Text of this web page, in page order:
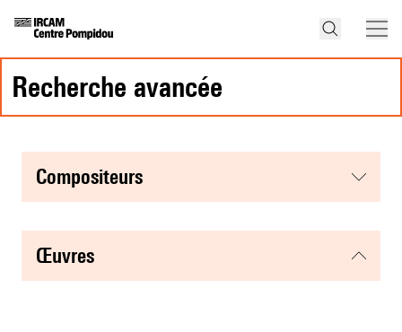
recherche avancée
compositeurs
œuvres